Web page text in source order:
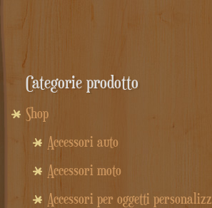
Categorie prodotto
Shop
Accessori auto
Accessori moto
Accessori per oggetti